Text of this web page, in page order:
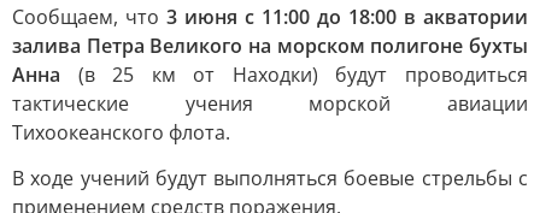
Сообщаем, что 3 июня с 11:00 до 18:00 в акватории
залива Петра Великого на морском полигоне бухты
Анна (в 25 км от Находки) будут проводиться
тактические учения морской авиации
Тихоокеанского флота.
В ходе учений будут выполняться боевые стрельбы с
применением средств поражения.